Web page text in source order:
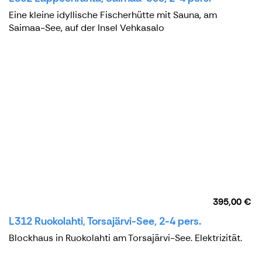
Eine kleine idyllische Fischerhütte mit Sauna, am
Saimaa-See, auf der Insel Vehkasalo
395,00 €
L312 Ruokolahti, Torsajärvi-See, 2-4 pers.
Blockhaus in Ruokolahti am Torsajärvi-See. Elektrizität.